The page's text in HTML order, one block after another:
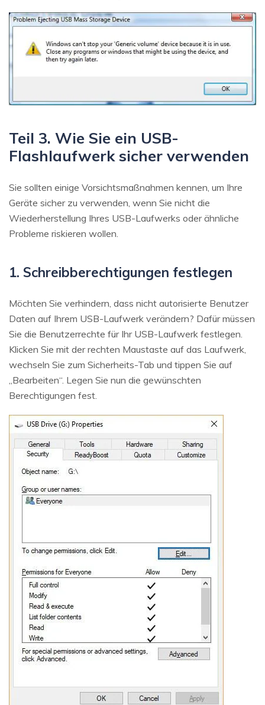
Teil 3. Wie Sie ein USB-
Flashlaufwerk sicher verwenden
Sie sollten einige Vorsichtsmaßnahmen kennen, um Ihre
Geräte sicher zu verwenden, wenn Sie nicht die
Wiederherstellung Ihres USB-Laufwerks oder ähnliche
Probleme riskieren wollen.
1. Schreibberechtigungen festlegen
Möchten Sie verhindern, dass nicht autorisierte Benutzer
Daten auf Ihrem USB-Laufwerk verändern? Dafür müssen
Sie die Benutzerrechte für Ihr USB-Laufwerk festlegen.
Klicken Sie mit der rechten Maustaste auf das Laufwerk,
wechseln Sie zum Sicherheits-Tab und tippen Sie auf
„Bearbeiten“. Legen Sie nun die gewünschten
Berechtigungen fest.